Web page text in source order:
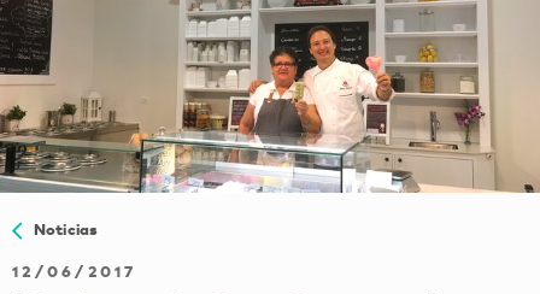
Noticias
12/06/2017